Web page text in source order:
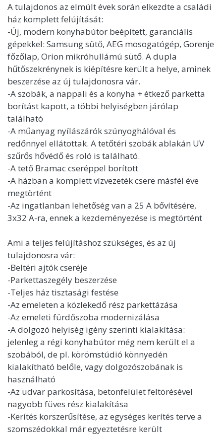
A tulajdonos az elmúlt évek során elkezdte a családi
ház komplett felújítását:
-Új, modern konyhabútor beépített, garanciális
gépekkel: Samsung sütő, AEG mosogatógép, Gorenje
főzőlap, Orion mikróhullámú sütő. A dupla
hűtőszekrénynek is kiépítésre került a helye, aminek
beszerzése az új tulajdonosra vár.
-A szobák, a nappali és a konyha + étkező parketta
borítást kapott, a többi helyiségben járólap
található
-A műanyag nyílászárók szúnyoghálóval és
redőnnyel ellátottak. A tetőtéri szobák ablakán UV
szűrős hővédő és roló is található.
-A tető Bramac cseréppel borított
-A házban a komplett vízvezeték csere másfél éve
megtörtént
-Az ingatlanban lehetőség van a 25 A bővítésére,
3x32 A-ra, ennek a kezdeményezése is megtörtént
Ami a teljes felújításhoz szükséges, és az új
tulajdonosra vár:
-Beltéri ajtók cseréje
-Parkettaszegély beszerzése
-Teljes ház tisztasági festése
-Az emeleten a közlekedő rész parkettázása
-Az emeleti fürdőszoba modernizálása
-A dolgozó helyiség igény szerinti kialakítása:
jelenleg a régi konyhabútor még nem került el a
szobából, de pl. körömstúdió könnyedén
kialakítható belőle, vagy dolgozószobának is
használható
-Az udvar parkosítása, betonfelület feltörésével
nagyobb füves rész kialakítása
-Kerítés korszerűsítése, az egységes kerítés terve a
szomszédokkal már egyeztetésre került